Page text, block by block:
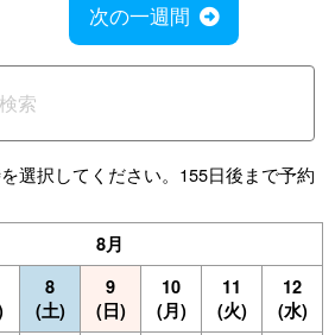
次の一週間
選択してください。155日後まで予約
8月
8
(土)
9
(日)
10
(月)
11
(火)
12
(水)